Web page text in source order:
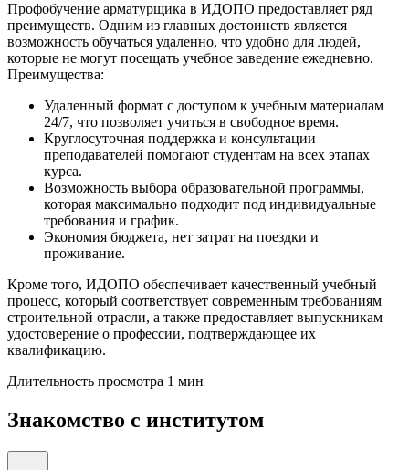
Профобучение арматурщика в ИДОПО предоставляет ряд
преимуществ. Одним из главных достоинств является
возможность обучаться удаленно, что удобно для людей,
которые не могут посещать учебное заведение ежедневно.
Преимущества:
Удаленный формат с доступом к учебным материалам
24/7, что позволяет учиться в свободное время.
Круглосуточная поддержка и консультации
преподавателей помогают студентам на всех этапах
курса.
Возможность выбора образовательной программы,
которая максимально подходит под индивидуальные
требования и график.
Экономия бюджета, нет затрат на поездки и
проживание.
Кроме того, ИДОПО обеспечивает качественный учебный
процесс, который соответствует современным требованиям
строительной отрасли, а также предоставляет выпускникам
удостоверение о профессии, подтверждающее их
квалификацию.
Длительность просмотра 1 мин
Знакомство с институтом